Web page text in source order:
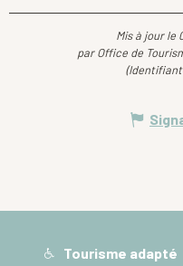
Mis à jour le
par Office de
Tourisme adapté